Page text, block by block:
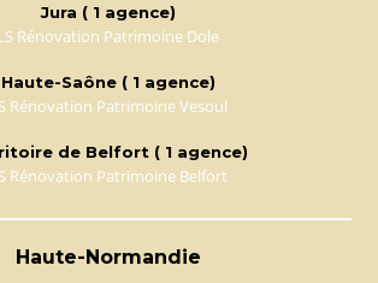
Jura ( 1 agence)
Rénovation Patrimoine Dole
Haute-Saône ( 1 agence)
Rénovation Patrimoine Vesoul
de Belfort ( 1 agence)
Rénovation Patrimoine Belfort
Haute-Normandie